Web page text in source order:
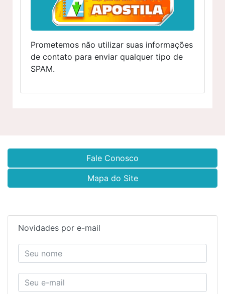
Prometemos não utilizar suas informações
de contato para enviar qualquer tipo de
SPAM.
Fale Conosco
Mapa do Site
Novidades por e-mail